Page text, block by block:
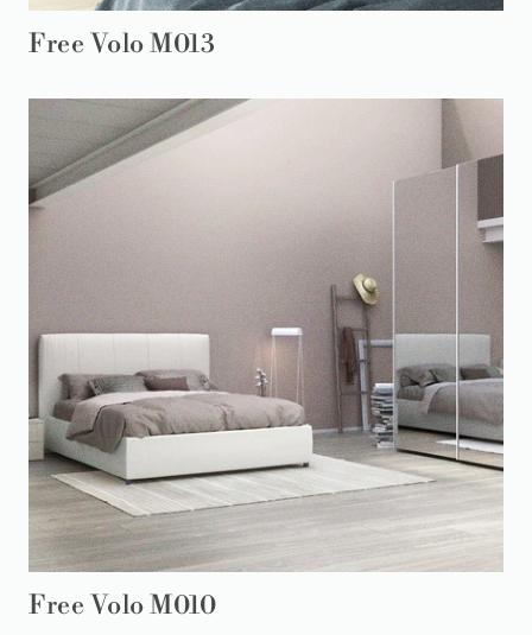
Free Volo M013
Free Volo M010